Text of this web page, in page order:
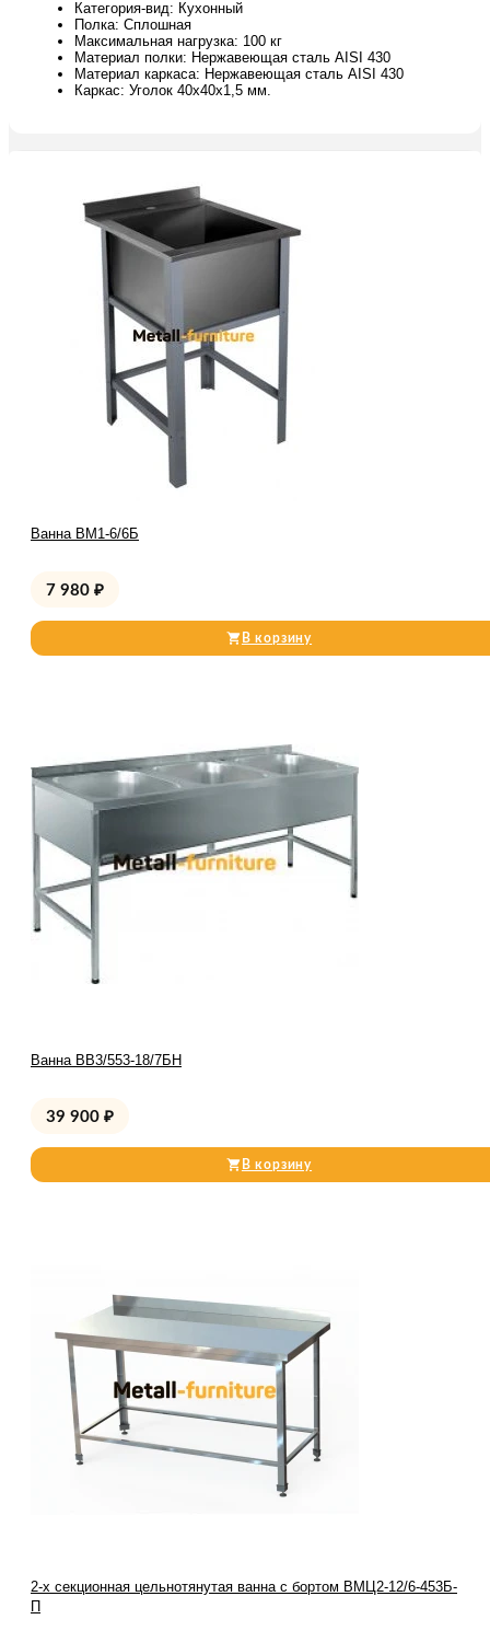
Категория-вид: Кухонный
Полка: Сплошная
Максимальная нагрузка: 100 кг
Материал полки: Нержавеющая сталь AISI 430
Материал каркаса: Нержавеющая сталь AISI 430
Каркас: Уголок 40х40х1,5 мм.
Ванна ВМ1-6/6Б
7 980 ₽
В корзину
Ванна ВВ3/553-18/7БН
39 900 ₽
В корзину
2-х секционная цельнотянутая ванна с бортом ВМЦ2-12/6-453Б-
П